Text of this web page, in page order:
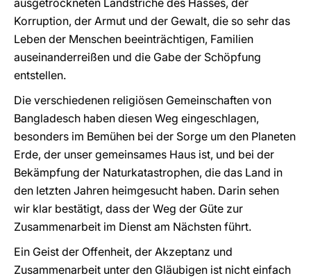
ausgetrockneten Landstriche des Hasses, der
Korruption, der Armut und der Gewalt, die so sehr das
Leben der Menschen beeinträchtigen, Familien
auseinanderreißen und die Gabe der Schöpfung
entstellen.
Die verschiedenen religiösen Gemeinschaften von
Bangladesch haben diesen Weg eingeschlagen,
besonders im Bemühen bei der Sorge um den Planeten
Erde, der unser gemeinsames Haus ist, und bei der
Bekämpfung der Naturkatastrophen, die das Land in
den letzten Jahren heimgesucht haben. Darin sehen
wir klar bestätigt, dass der Weg der Güte zur
Zusammenarbeit im Dienst am Nächsten führt.
Ein Geist der Offenheit, der Akzeptanz und
Zusammenarbeit unter den Gläubigen ist nicht einfach